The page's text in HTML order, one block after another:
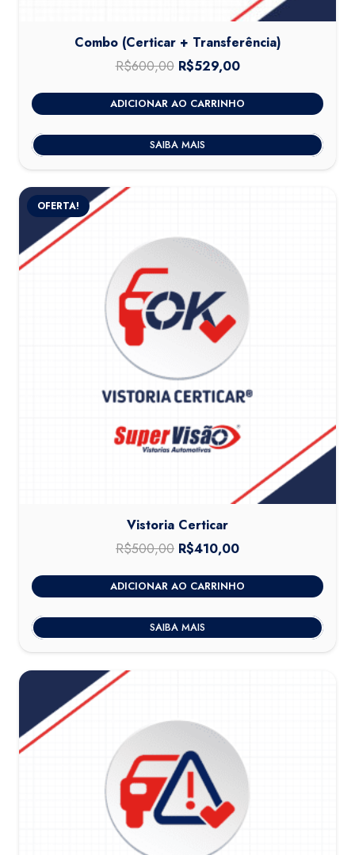
Combo (Certicar + Transferência)
R$600,00 O
preço
original
era:
R$600,00.
R$529,00O
preço
atual
é:
R$529,00.
ADICIONAR AO CARRINHO
SAIBA MAIS
OFERTA!
Vistoria Certicar
R$500,00 O
preço
original
era:
R$500,00.
R$410,00
preço
atual
é:
R$410,00.
ADICIONAR AO CARRINHO
SAIBA MAIS